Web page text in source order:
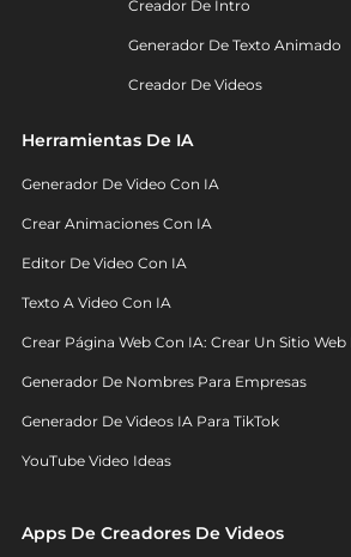
Creador De Intro
Generador De Texto Animado
Creador De Videos
Herramientas De IA
Generador De Video Con IA
Crear Animaciones Con IA
Editor De Video Con IA
Texto A Video Con IA
Crear Página Web Con IA: Crear Un Sitio
Generador De Nombres Para Empresas
Generador De Videos IA Para TikTok
YouTube Video Ideas
Apps De Creadores De Videos